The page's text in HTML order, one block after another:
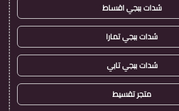
شدات ببجي اقساط
شدات ببجي تمارا
شدات ببجي تابي
متجر تقسيط